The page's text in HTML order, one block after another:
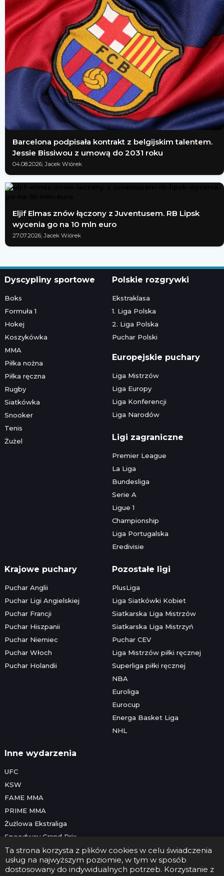
Barcelona podpisała kontrakt z belgijskim talentem.
Jessie Bissiwou z umową do 2031 roku
04.08.2026; Jacek Wiórek
Eljif Elmas znów łączony z Juventusem. RB Lipsk
wycenia go na 10 mln euro
27.07.2026; Jacek Wiórek
Ta strona korzysta z plików cookies w celu świadczenia
usług na najwyższym poziomie, w tym w sposób
dostosowany do indywidualnych potrzeb. Korzystanie z
Dyscypliny sportowe
Boks
Formuła 1
Hokej
Koszykówka
MMA
Piłka nożna
Piłka ręczna
Rugby
Siatkówka
Snooker
Tenis
Żużel
Polskie rozgrywki
Ekstraklasa
1. Liga Polska
2. Liga Polska
Puchar Polski
Europejskie puchary
Liga Mistrzów
Liga Europy
Liga Konferencji
Liga Narodów
Ligi zagraniczne
Premier League
La Liga
Bundesliga
Serie A
Ligue 1
Championship
Liga Portugalska
Eredivisie
Krajowe puchary
Puchar Anglii
Puchar Ligi Angielskiej
Puchar Francji
Puchar Hiszpanii
Puchar Niemiec
Puchar Włoch
Puchar Holandii
Pozostałe ligi
PlusLiga
Liga Siatkówki Kobiet
Siatkarska Liga Mistrzów
Siatkarska Liga Mistrzyń
Puchar CEV
Liga Mistrzów piłki ręcznej
Superliga piłki ręcznej
NBA
Euroliga
Eurocup
Energa Basket Liga
NHL
Inne wydarzenia
UFC
KSW
FAME MMA
PRIME MMA
Żużlowa Ekstraliga
Speedway Grand Prix
Skoki narciarskie